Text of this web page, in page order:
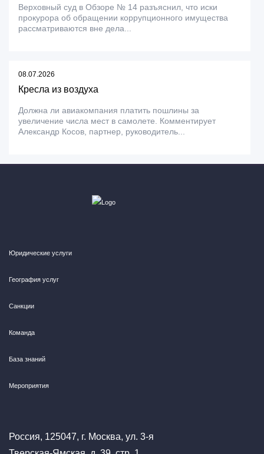
Верховный суд в Обзоре № 14 разъяснил, что иски
прокурора об обращении коррупционного имущества
рассматриваются вне дела...
08.07.2026
Кресла из воздуха
Должна ли авиакомпания платить пошлины за
увеличение числа мест в самолете. Комментирует
Александр Косов, партнер, руководитель...
Юридические услуги
География услуг
Санкции
Команда
База знаний
Мероприятия
Россия, 125047, г. Москва, ул. 3-я